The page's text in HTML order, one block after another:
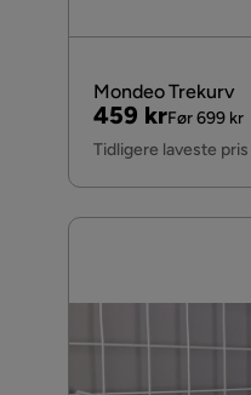
Mondeo Trekurv
Pris
459 kr
Original
Pris
Før 699 kr
Tidligere laveste